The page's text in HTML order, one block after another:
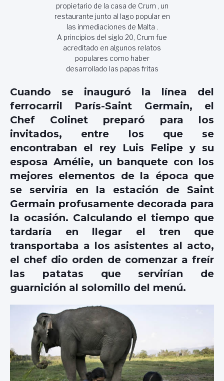
propietario de la casa de Crum , un
restaurante junto al lago popular en
las inmediaciones de Malta .
A principios del siglo 20, Crum fue
acreditado en algunos relatos
populares como haber
desarrollado las papas fritas
Cuando se inauguró la línea del
ferrocarril París-Saint Germain, el
Chef Colinet preparó para los
invitados, entre los que se
encontraban el rey Luis Felipe y su
esposa Amélie, un banquete con los
mejores elementos de la época que
se serviría en la estación de Saint
Germain profusamente decorada para
la ocasión. Calculando el tiempo que
tardaría en llegar el tren que
transportaba a los asistentes al acto,
el chef dio orden de comenzar a freír
las patatas que servirían de
guarnición al solomillo del menú.